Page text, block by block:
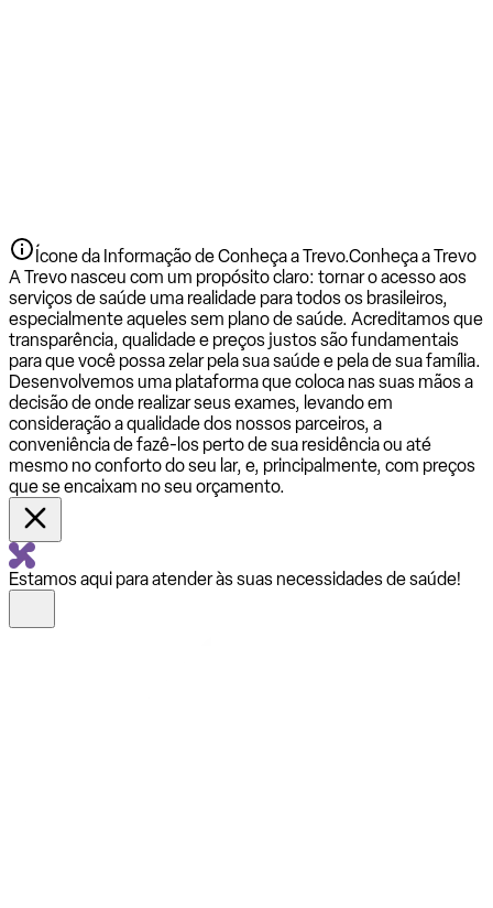
Ícone da Informação de Conheça a Trevo.Conheça a Trevo
A Trevo nasceu com um propósito claro: tornar o acesso aos
serviços de saúde uma realidade para todos os brasileiros,
especialmente aqueles sem plano de saúde. Acreditamos que
transparência, qualidade e preços justos são fundamentais
para que você possa zelar pela sua saúde e pela de sua família.
Desenvolvemos uma plataforma que coloca nas suas mãos a
decisão de onde realizar seus exames, levando em
consideração a qualidade dos nossos parceiros, a
conveniência de fazê-los perto de sua residência ou até
mesmo no conforto do seu lar, e, principalmente, com preços
que se encaixam no seu orçamento.
Estamos aqui para atender às suas necessidades de saúde!